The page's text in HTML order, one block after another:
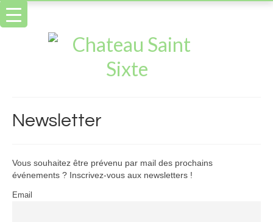
Newsletter
Vous souhaitez être prévenu par mail des prochains
événements ? Inscrivez-vous aux newsletters !
Email